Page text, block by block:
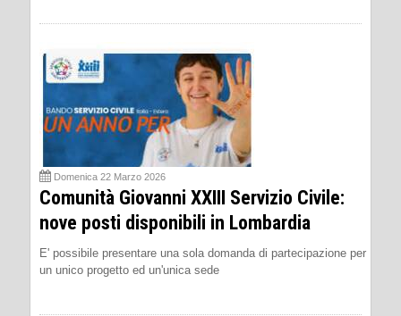
Domenica 22 Marzo 2026
Comunità Giovanni XXIII Servizio Civile:
nove posti disponibili in Lombardia
E' possibile presentare una sola domanda di partecipazione per
un unico progetto ed un'unica sede